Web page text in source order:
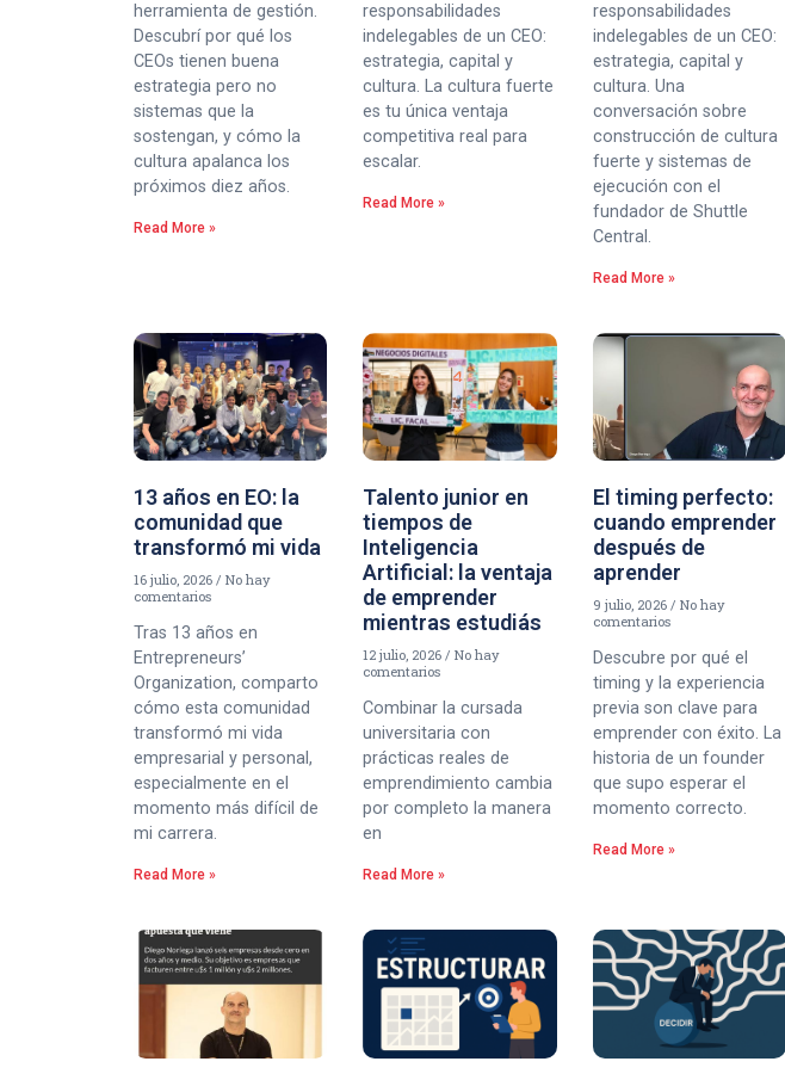
herramienta de gestión.
Descubrí por qué los
CEOs tienen buena
estrategia pero no
sistemas que la
sostengan, y cómo la
cultura apalanca los
próximos diez años.
Read More »
responsabilidades
indelegables de un CEO:
estrategia, capital y
cultura. La cultura fuerte
es tu única ventaja
competitiva real para
escalar.
Read More »
responsabilidades
indelegables de un CEO:
estrategia, capital y
cultura. Una
conversación sobre
construcción de cultura
fuerte y sistemas de
ejecución con el
fundador de Shuttle
Central.
Read More »
13 años en EO: la
comunidad que
transformó mi vida
16 julio, 2026
No hay
comentarios
Tras 13 años en
Entrepreneurs’
Organization, comparto
cómo esta comunidad
transformó mi vida
empresarial y personal,
especialmente en el
momento más difícil de
mi carrera.
Read More »
Talento junior en
tiempos de
Inteligencia
Artificial: la ventaja
de emprender
mientras estudiás
12 julio, 2026 No hay
comentarios
Combinar la cursada
universitaria con
prácticas reales de
emprendimiento cambia
por completo la manera
en
Read More »
El timing perfecto:
cuando emprender
después de
aprender
9 julio, 2026
No hay
comentarios
Descubre por qué el
timing y la experiencia
previa son clave para
emprender con éxito. La
historia de un founder
que supo esperar el
momento correcto.
Read More »